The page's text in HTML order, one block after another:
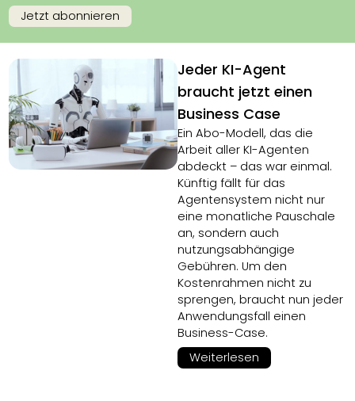
Jetzt abonnieren
Jeder KI-Agent
braucht jetzt einen
Business Case
Ein Abo-Modell, das die
Arbeit aller KI-Agenten
abdeckt – das war einmal.
Künftig fällt für das
Agentensystem nicht nur
eine monatliche Pauschale
an, sondern auch
nutzungsabhängige
Gebühren. Um den
Kostenrahmen nicht zu
sprengen, braucht nun jeder
Anwendungsfall einen
Business-Case.
Weiterlesen